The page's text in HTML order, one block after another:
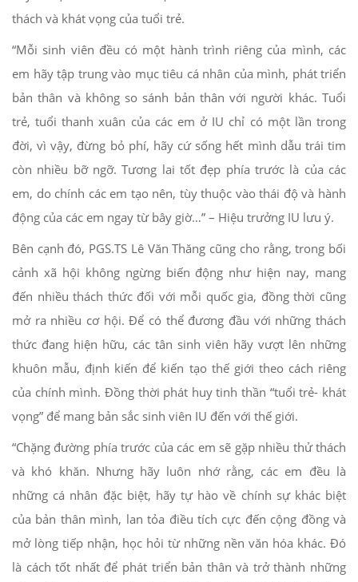
thách và khát vọng của tuổi trẻ.
“Mỗi sinh viên đều có một hành trình riêng của mình, các
em hãy tập trung vào mục tiêu cá nhân của mình, phát triển
bản thân và không so sánh bản thân với người khác. Tuổi
trẻ, tuổi thanh xuân của các em ở IU chỉ có một lần trong
đời, vì vậy, đừng bỏ phí, hãy cứ sống hết mình dẫu trái tim
còn nhiều bỡ ngỡ. Tương lai tốt đẹp phía trước là của các
em, do chính các em tạo nên, tùy thuộc vào thái độ và hành
động của các em ngay từ bây giờ…” – Hiệu trưởng IU lưu ý.
Bên cạnh đó, PGS.TS Lê Văn Thăng cũng cho rằng, trong bối
cảnh xã hội không ngừng biến động như hiện nay, mang
đến nhiều thách thức đối với mỗi quốc gia, đồng thời cũng
mở ra nhiều cơ hội. Để có thể đương đầu với những thách
thức đang hiện hữu, các tân sinh viên hãy vượt lên những
khuôn mẫu, định kiến để kiến tạo thế giới theo cách riêng
của chính mình. Đồng thời phát huy tinh thần “tuổi trẻ- khát
vọng” để mang bản sắc sinh viên IU đến với thế giới.
“Chặng đường phía trước của các em sẽ gặp nhiều thử thách
và khó khăn. Nhưng hãy luôn nhớ rằng, các em đều là
những cá nhân đặc biệt, hãy tự hào về chính sự khác biệt
của bản thân mình, lan tỏa điều tích cực đến cộng đồng và
mở lòng tiếp nhận, học hỏi từ những nền văn hóa khác. Đó
là cách tốt nhất để phát triển bản thân và trở thành những